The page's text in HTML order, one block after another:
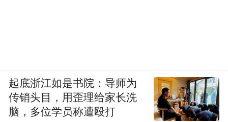
起底浙江如是书院：导师为
传销头目，用歪理给家长洗
脑，多位学员称遭殴打